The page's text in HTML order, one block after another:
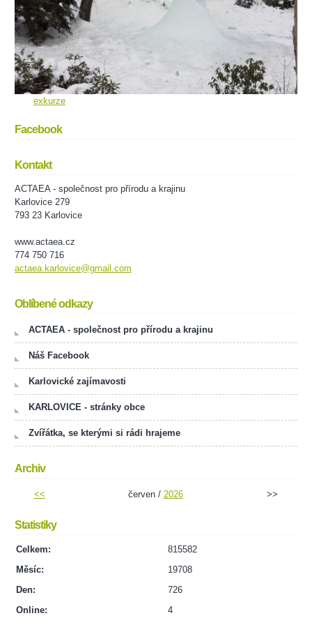
exkurze
Facebook
Kontakt
ACTAEA - společnost pro přírodu a krajinu
Karlovice 279
793 23 Karlovice
www.actaea.cz
774 750 716
actaea.karlovice@gmail.com
Oblíbené odkazy
ACTAEA - společnost pro přírodu a krajinu
Náš Facebook
Karlovické zajímavosti
KARLOVICE - stránky obce
Zvířátka, se kterými si rádi hrajeme
Archiv
<< červen / 2026 >>
Statistiky
Online: 4
Celkem:
815582
Měsíc:
19708
Den:
726